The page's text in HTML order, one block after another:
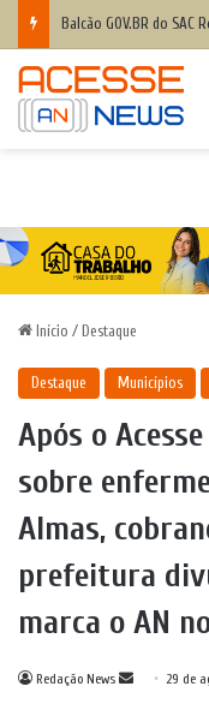
Início / Destaque
Destaque Municípios
Após o
sobre
Almas,
prefeitura
marca o AN
Redação News
Mande29 de